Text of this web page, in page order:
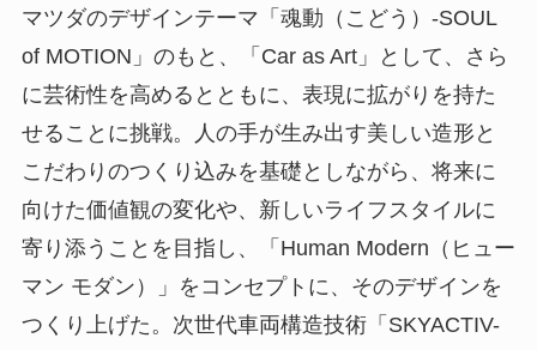
マツダのデザインテーマ「魂動（こどう）-SOUL
of MOTION」のもと、「Car as Art」として、さら
に芸術性を高めるとともに、表現に拡がりを持た
せることに挑戦。人の手が生み出す美しい造形と
こだわりのつくり込みを基礎としながら、将来に
向けた価値観の変化や、新しいライフスタイルに
寄り添うことを目指し、「Human Modern（ヒュー
マン モダン）」をコンセプトに、そのデザインを
つくり上げた。次世代車両構造技術「SKYACTIV-